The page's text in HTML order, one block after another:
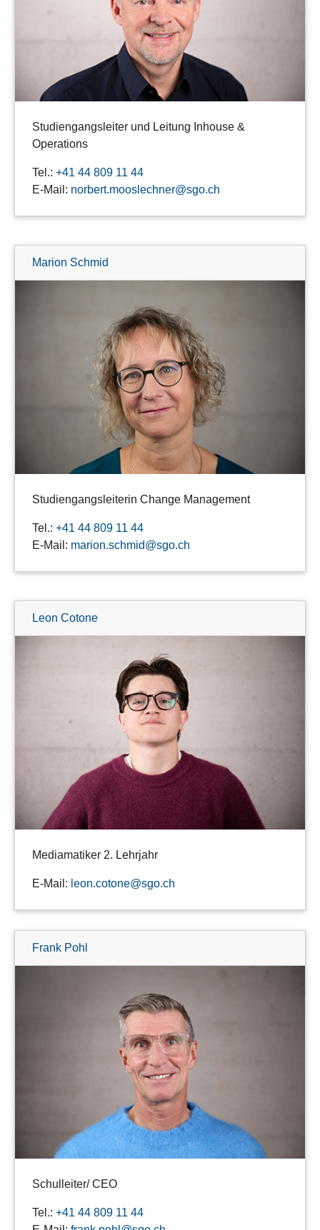
Studiengangsleiter und Leitung Inhouse &
Operations
Tel.: +41 44 809 11 44
E-Mail: norbert.mooslechner@sgo.ch
Marion Schmid
Studiengangsleiterin Change Management
Tel.: +41 44 809 11 44
E-Mail: marion.schmid@sgo.ch
Leon Cotone
Mediamatiker 2. Lehrjahr
E-Mail: leon.cotone@sgo.ch
Frank Pohl
Schulleiter/ CEO
Tel.: +41 44 809 11 44